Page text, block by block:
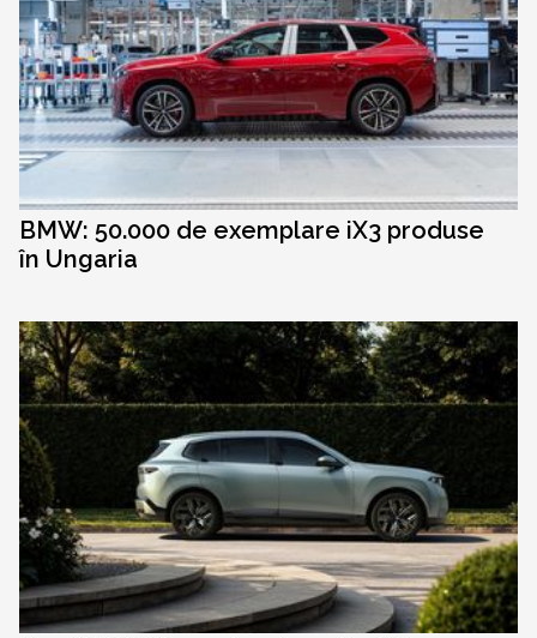
BMW: 50.000 de exemplare iX3 produse
în Ungaria